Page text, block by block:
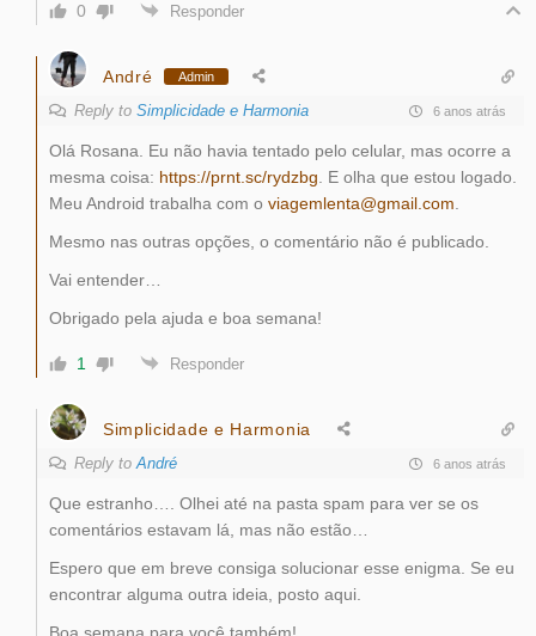
0 Responder
André Admin
Reply to Simplicidade e Harmonia 6 anos atrás
Olá Rosana. Eu não havia tentado pelo celular, mas ocorre a
mesma coisa: https://prnt.sc/rydzbg. E olha que estou logado.
Meu Android trabalha com o viagemlenta@gmail.com.
Mesmo nas outras opções, o comentário não é publicado.
Vai entender…
Obrigado pela ajuda e boa semana!
1 Responder
Simplicidade e Harmonia
Reply toAndré 6 anos atrás
Que estranho…. Olhei até na pasta spam para ver se os
comentários estavam lá, mas não estão…
Espero que em breve consiga solucionar esse enigma. Se eu
encontrar alguma outra ideia, posto aqui.